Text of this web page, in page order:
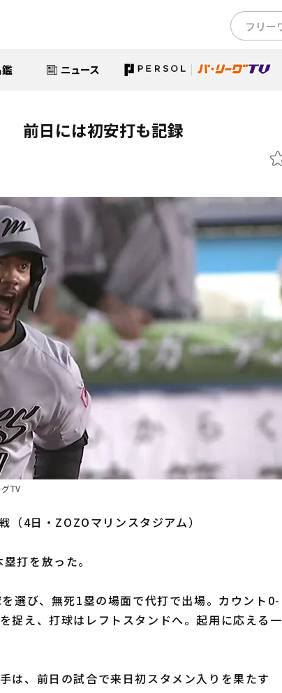
ニュース
前日には初安打も記録
TV
4日・ZOZOマリンスタジアム）
打を放った。
選び、無死1塁の場面で代打で出場。カウント0-
捉え、打球はレフトスタンドへ。起用に応える一
、前日の試合で来日初スタメン入りを果たす